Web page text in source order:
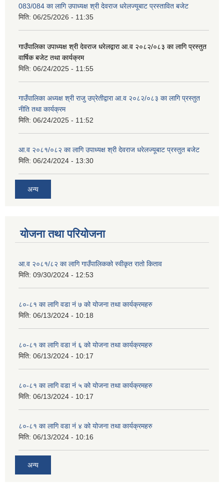
083/084 का लागि उपाध्यक्ष श्री देवराज धरेलज्यूबाट प्रस्तावित बजेट
मिति: 06/25/2026 - 11:35
गाउँपालिका उपाध्यक्ष श्री देवराज धरेलद्वारा आ.व २०८२/०८३ का लागि प्रस्तुत
वार्षिक बजेट तथा कार्यक्रम
मिति: 06/24/2025 - 11:55
गाउँपालिका अध्यक्ष श्री राजु उप्रेतीद्वारा आ.व २०८२/०८३ का लागि प्रस्तुत
नीति तथा कार्यक्रम
मिति: 06/24/2025 - 11:52
आ.व २०८१/०८२ का लागि उपाध्यक्ष श्री देवराज धरेलज्यूबाट प्रस्तुत बजेट
मिति: 06/24/2024 - 13:30
अन्य
योजना तथा परियोजना
आ.व २०८१/८२ का लागि गाउँपालिकको स्वीकृत रातो किताव
मिति: 09/30/2024 - 12:53
८०-८१ का लागि वडा नं ७ को योजना तथा कार्यक्रमहरु
मिति: 06/13/2024 - 10:18
८०-८१ का लागि वडा नं ६ को योजना तथा कार्यक्रमहरु
मिति: 06/13/2024 - 10:17
८०-८१ का लागि वडा नं ५ को योजना तथा कार्यक्रमहरु
मिति: 06/13/2024 - 10:17
८०-८१ का लागि वडा नं ४ को योजना तथा कार्यक्रमहरु
मिति: 06/13/2024 - 10:16
अन्य